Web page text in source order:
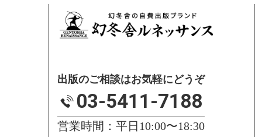
出版のご相談はお気軽にどうぞ
03-5411-7188
営業時間：平日10:00〜18:30